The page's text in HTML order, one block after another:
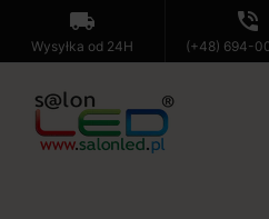
local_shipping
Wysyłka od 24H
phone_in_talk
(+48) 694-